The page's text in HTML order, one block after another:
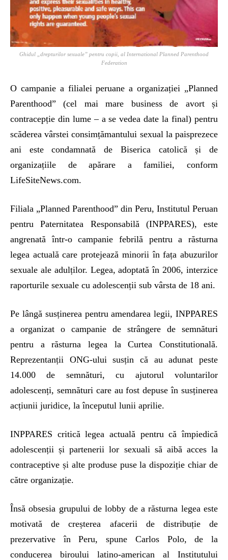
Ghidul „drepturilor sexuale” pentru copii, al International Planned Parenthood
Federation
O campanie a filialei peruane a organizației „Planned
Parenthood” (cel mai mare business de avort și
contracepție din lume – a se vedea date la final) pentru
scăderea vârstei consimțămantului sexual la paisprezece
ani este condamnată de Biserica catolică și de
organizațiile de apărare a familiei, conform
LifeSiteNews.com.
Filiala „Planned Parenthood” din Peru, Institutul Peruan
pentru Paternitatea Responsabilă (INPPARES), este
angrenată într-o campanie febrilă pentru a răsturna
legea actuală care protejează minorii în fața abuzurilor
sexuale ale adulților. Legea, adoptată în 2006, interzice
raporturile sexuale cu adolescenții sub vârsta de 18 ani.
Pe lângă susținerea pentru amendarea legii, INPPARES
a organizat o campanie de strângere de semnături
pentru a răsturna legea la Curtea Constitutională.
Reprezentanții ONG-ului susțin că au adunat peste
14.000 de semnături, cu ajutorul voluntarilor
adolescenți, semnături care au fost depuse în susținerea
acțiunii juridice, la începutul lunii aprilie.
INPPARES critică legea actuală pentru că împiedică
adolescenții și partenerii lor sexuali să aibă acces la
contraceptive și alte produse puse la dispoziție chiar de
către organizație.
Însă obsesia grupului de lobby de a răsturna legea este
motivată de creșterea afacerii de distribuție de
prezervative în Peru, spune Carlos Polo, de la
conducerea biroului latino-american al Institutului